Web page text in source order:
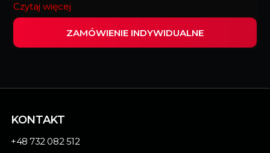
zegarmistrz składa zegarek.
Wypełnij ten formularz i my zrealizujemy
indywidualnie dopasowane dywaniki do Twojego
Czytaj więcej
ZAMÓWIENIE INDYWIDUALNE
KONTAKT
+48 732 082 512